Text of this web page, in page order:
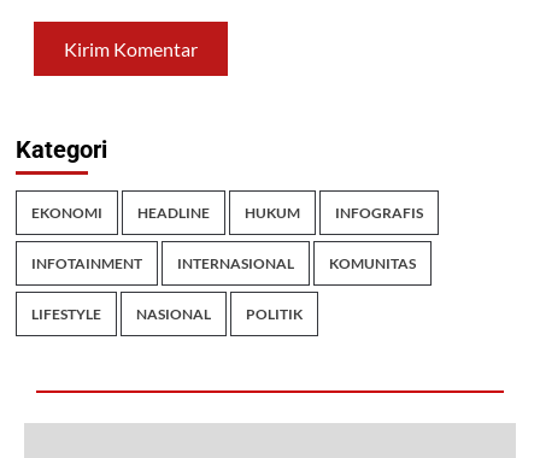
Kategori
EKONOMI HEADLINE HUKUM INFOGRAFIS
INFOTAINMENT INTERNASIONAL KOMUNITAS
LIFESTYLE NASIONAL POLITIK